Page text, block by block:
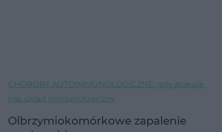
CHOROBY AUTOIMMUNOLOGICZNE: gdy atakuje
nas układ immunologiczny
Olbrzymiokomórkowe zapalenie